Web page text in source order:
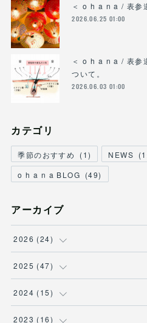
＜ o h a n a / 表参
2026.06.25 01:00
＜ o h a n a / 表参
ついて。
2026.06.03 01:00
カテゴリ
季節のおすすめ (1) NEWS (
o h a n a BLOG (49)
アーカイブ
2026 (24)
(3)
(2)
(3)
2025 (47)
(7)
(5)
2024 (15)
(2)
2023 (16)